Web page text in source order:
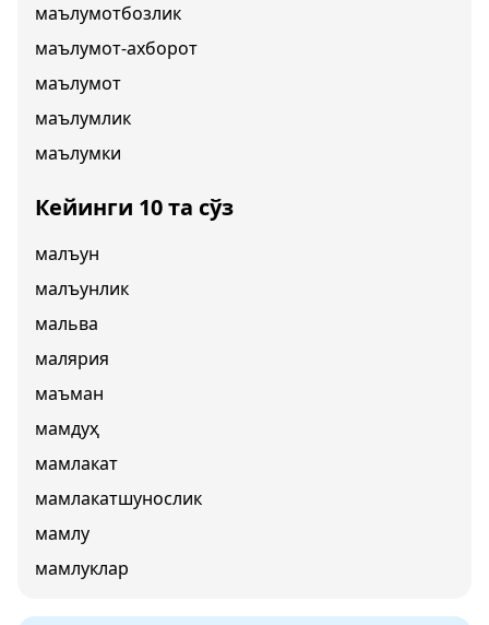
маълумотбозлик
маълумот-ахборот
маълумот
маълумлик
маълумки
Кейинги 10 та сўз
малъун
малъунлик
мальва
малярия
маъман
мамдуҳ
мамлакат
мамлакатшунослик
мамлу
мамлуклар